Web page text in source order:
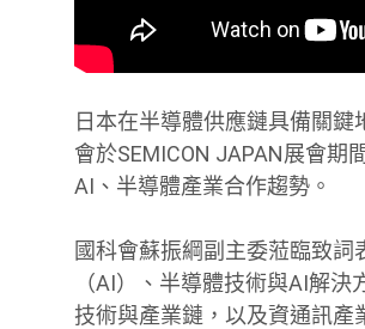
日本在半導體供應鏈具備關
會於SEMICON JAPAN展會期
AI、半導體產業合作趨勢。
國科會蘇振綱副主委蒞臨致
（AI）、半導體技術與AI解
技術與產業鏈，以及資通訊